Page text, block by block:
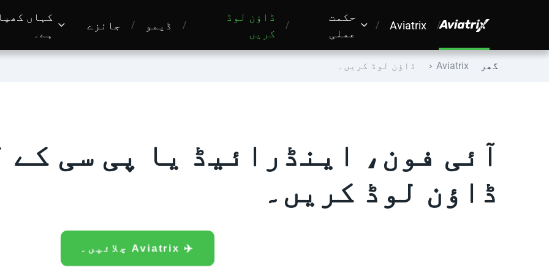
Aviatrix
حکمت
عملی
ڈاؤن لوڈ
کریں
ڈیمو جائزے
کہاں
ہے۔
گھر Aviatrix ڈاؤن لوڈ کریں۔
ڈاؤن لوڈ کریں۔
✈️ Aviatrix چلائیں۔